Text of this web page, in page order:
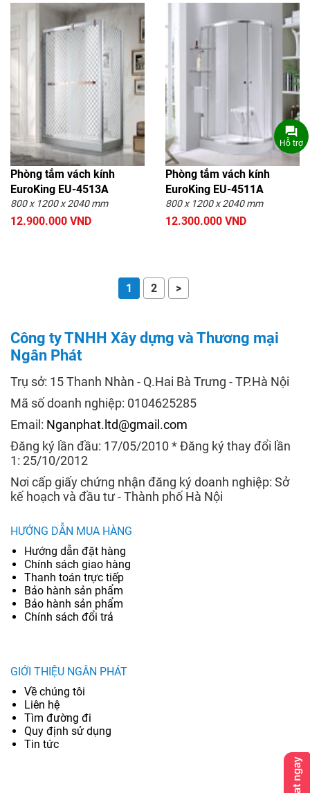
Phòng tắm vách kính
EuroKing EU-4513A
800 x 1200 x 2040 mm
12.900.000 VND
Phòng tắm vách kính
EuroKing EU-4511A
800 x 1200 x 2040 mm
12.300.000 VND
1 2 >
Công ty TNHH Xây dựng và Thương mại
Ngân Phát
Trụ sở: 15 Thanh Nhàn - Q.Hai Bà Trưng - TP.Hà Nội
Mã số doanh nghiệp: 0104625285
Email: Nganphat.ltd@gmail.com
Đăng ký lần đầu: 17/05/2010 * Đăng ký thay đổi lần
1: 25/10/2012
Nơi cấp giấy chứng nhận đăng ký doanh nghiệp: Sở
kế hoạch và đầu tư - Thành phố Hà Nội
HƯỚNG DẪN MUA HÀNG
Hướng dẫn đặt hàng
Chính sách giao hàng
Thanh toán trực tiếp
Bảo hành sản phẩm
Bảo hành sản phẩm
Chính sách đổi trả
GIỚI THIỆU NGÂN PHÁT
Về chúng tôi
Liên hệ
Tìm đường đi
Quy định sử dụng
Tin tức
Hỗ trợ